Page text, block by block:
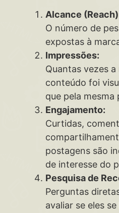
Alcance
O número de
expostas à
Impressões:
Quantas vezes a
conteúdo foi
que pela mesma
Engajamento:
Curtidas,
postagens são
de interesse do
Pesquisa de
Perguntas
avaliar se eles